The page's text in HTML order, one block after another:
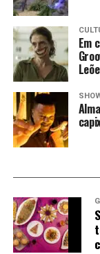
Vila na Voz
Em